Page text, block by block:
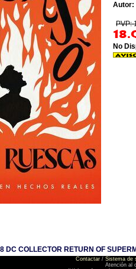
Autor:
PVP:
No
DC COLLECTOR RETURN OF
Contactar / Sistema de
Atención al